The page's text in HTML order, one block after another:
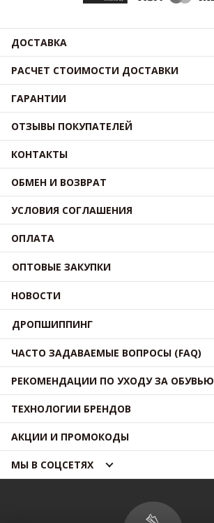
ДОСТАВКА
РАСЧЕТ СТОИМОСТИ ДОСТАВКИ
ГАРАНТИИ
ОТЗЫВЫ ПОКУПАТЕЛЕЙ
КОНТАКТЫ
ОБМЕН И ВОЗВРАТ
УСЛОВИЯ СОГЛАШЕНИЯ
ОПЛАТА
ОПТОВЫЕ ЗАКУПКИ
НОВОСТИ
ДРОПШИППИНГ
ЧАСТО ЗАДАВАЕМЫЕ ВОПРОСЫ (FAQ)
РЕКОМЕНДАЦИИ ПО УХОДУ ЗА ОБУВЬЮ
ТЕХНОЛОГИИ БРЕНДОВ
АКЦИИ И ПРОМОКОДЫ
МЫ В СОЦСЕТЯХ